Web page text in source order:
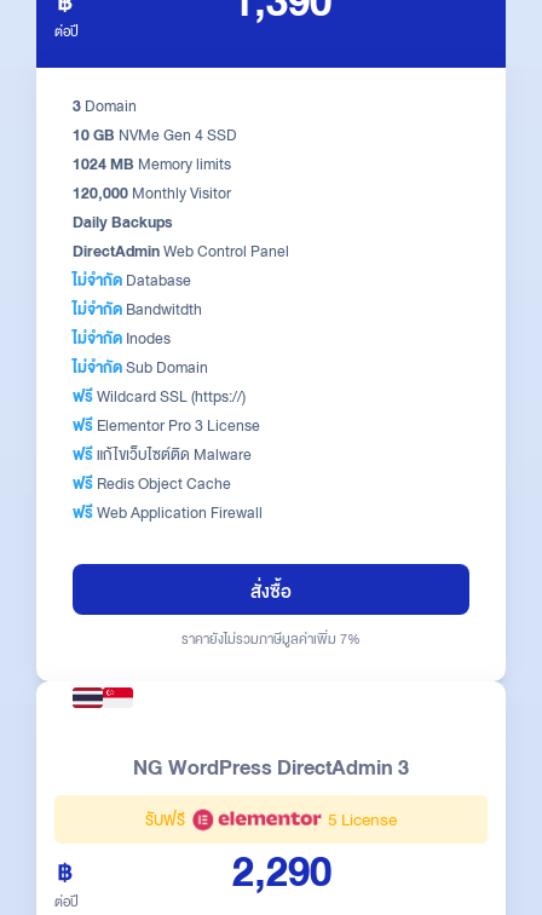
ต่อปี
3 Domain
10 GB NVMe Gen 4 SSD
1024 MB Memory limits
120,000 Monthly Visitor
Daily Backups
DirectAdminWeb Control Panel
ไม่จำกัด Database
ไม่จำกัด Bandwitdth
ไม่จำกัด Inodes
ไม่จำกัดSub Domain
ฟรีWildcard SSL (https://)
ฟรี Elementor Pro 3 License
ฟรีแก้ไขเว็บไซต์ติด Malware
ฟรี Redis Object Cache
ฟรีWeb Application Firewall
สั่งซื้อ
ราคายังไม่รวมภาษีมูลค่าเพิ่ม 7%
NG WordPress DirectAdmin 3
รับฟรี 5 License
2,290
ต่อปี